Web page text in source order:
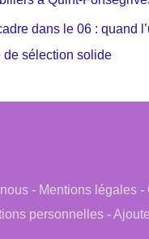
dans le 06 : quand
de sélection solide
- Mentions légales-
personnelles -